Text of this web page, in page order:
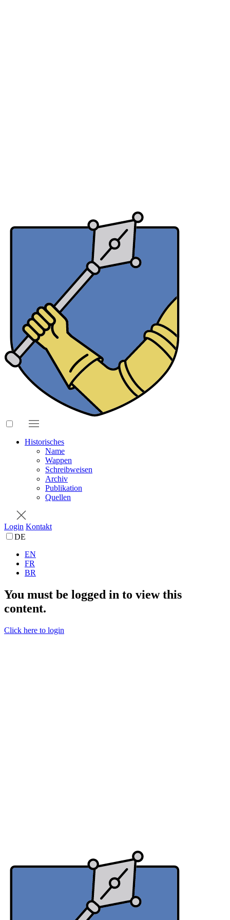
Historisches
Name
Wappen
Schreibweisen
Archiv
Publikation
Quellen
Login Kontakt
DE
EN
FR
BR
You must be logged in to view this
content.
Click here to login